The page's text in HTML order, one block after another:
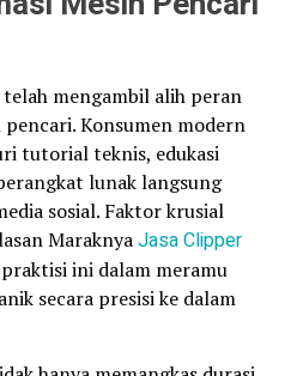
mengambil alih peran
Konsumen modern
tutorial teknis, edukasi
lunak langsung
sosial. Faktor krusial
MaraknyaJasa Clipper
ini dalam meramu
secara presisi ke dalam